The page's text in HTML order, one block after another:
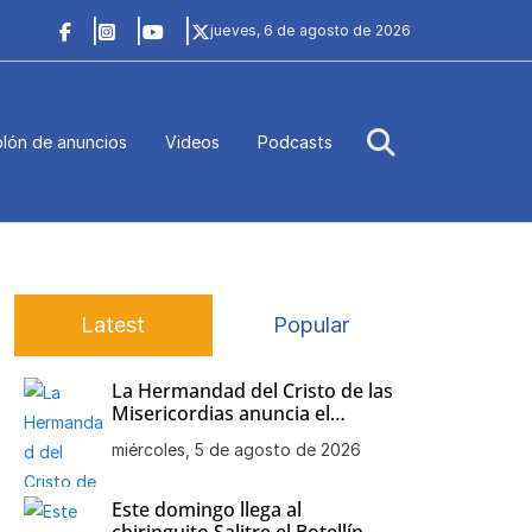
jueves, 6 de agosto de 2026
de anuncios Videos Podcasts
Latest Popular
La Hermandad del Cristo de las
Misericordias anuncia el
de la Soledad
miércoles, 5 de agosto de 2026
Este domingo llega al